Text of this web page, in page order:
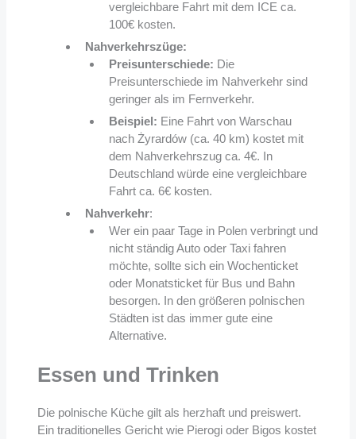
vergleichbare Fahrt mit dem ICE ca.
100€ kosten.
Nahverkehrszüge:
Preisunterschiede: Die
Preisunterschiede im Nahverkehr sind
geringer als im Fernverkehr.
Beispiel: Eine Fahrt von Warschau
nach Żyrardów (ca. 40 km) kostet mit
dem Nahverkehrszug ca. 4€. In
Deutschland würde eine vergleichbare
Fahrt ca. 6€ kosten.
Nahverkehr:
Wer ein paar Tage in Polen verbringt und
nicht ständig Auto oder Taxi fahren
möchte, sollte sich ein Wochenticket
oder Monatsticket für Bus und Bahn
besorgen. In den größeren polnischen
Städten ist das immer gute eine
Alternative.
Essen und Trinken
Die polnische Küche gilt als herzhaft und preiswert.
Ein traditionelles Gericht wie Pierogi oder Bigos kostet